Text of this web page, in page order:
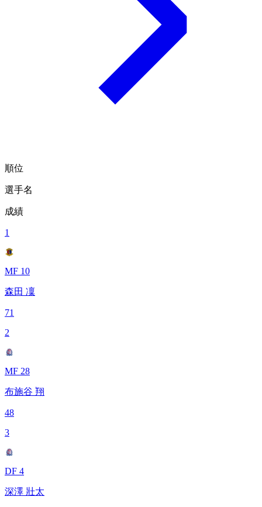
順位
選手名
成績
1
MF 10
森田 凜
71
2
MF 28
布施谷 翔
48
3
DF 4
深澤 壯太